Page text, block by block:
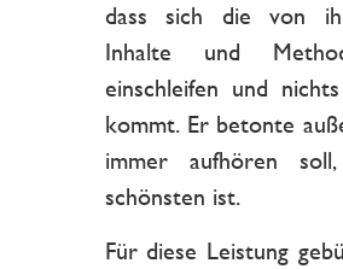
dass sich die von
Inhalte und
einschleifen und
kommt. Er betonte
immer aufhören
schönsten ist.
Für diese Leistung